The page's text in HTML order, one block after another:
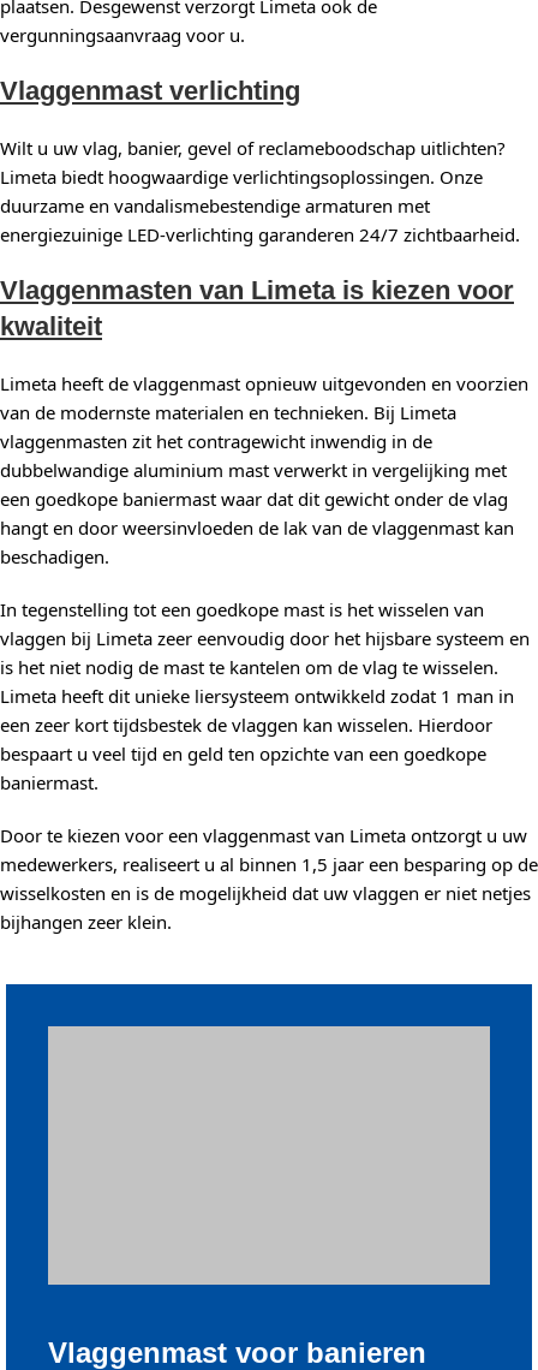
plaatsen. Desgewenst verzorgt Limeta ook de
vergunningsaanvraag voor u.
Vlaggenmast verlichting
Wilt u uw vlag, banier, gevel of reclameboodschap uitlichten?
Limeta biedt hoogwaardige verlichtingsoplossingen. Onze
duurzame en vandalismebestendige armaturen met
energiezuinige LED-verlichting garanderen 24/7 zichtbaarheid.
Vlaggenmasten van Limeta is kiezen voor
kwaliteit
Limeta heeft de vlaggenmast opnieuw uitgevonden en voorzien
van de modernste materialen en technieken. Bij Limeta
vlaggenmasten zit het contragewicht inwendig in de
dubbelwandige aluminium mast verwerkt in vergelijking met
een goedkope baniermast waar dat dit gewicht onder de vlag
hangt en door weersinvloeden de lak van de vlaggenmast kan
beschadigen.
In tegenstelling tot een goedkope mast is het wisselen van
vlaggen bij Limeta zeer eenvoudig door het hijsbare systeem en
is het niet nodig de mast te kantelen om de vlag te wisselen.
Limeta heeft dit unieke liersysteem ontwikkeld zodat 1 man in
een zeer kort tijdsbestek de vlaggen kan wisselen. Hierdoor
bespaart u veel tijd en geld ten opzichte van een goedkope
baniermast.
Door te kiezen voor een vlaggenmast van Limeta ontzorgt u uw
medewerkers, realiseert u al binnen 1,5 jaar een besparing op de
wisselkosten en is de mogelijkheid dat uw vlaggen er niet netjes
bijhangen zeer klein.
Vlaggenmast voor banieren